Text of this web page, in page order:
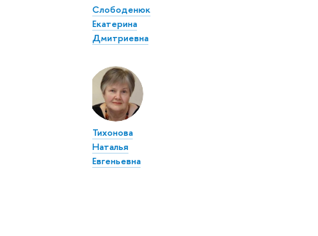
Слободенюк
Екатерина
Дмитриевна
Тихонова
Наталья
Евгеньевна